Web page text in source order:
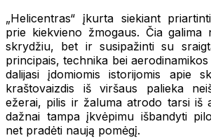
„Helicentras“ įkurta siekiant
prie kiekvieno žmogaus. Čia galima
skrydžiu, bet ir susipažinti su
principais, technika bei
dalijasi įdomiomis istorijomis apie
kraštovaizdis iš viršaus palieka
ežerai, pilis ir žaluma atrodo tarsi iš
dažnai tampa įkvėpimu išbandyti
net pradėti naują pomėgį.